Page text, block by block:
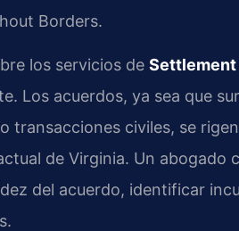
Borders.
los servicios de Settlement
Los acuerdos, ya sea que
transacciones civiles, se
de Virginia. Un abogado
del acuerdo, identificar